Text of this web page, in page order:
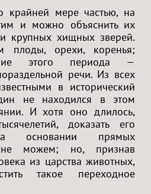
крайней мере частью, на
и можно объяснить их
крупных хищных зверей.
плоды, орехи, коренья;
этого периода —
речи. Из всех
в исторический
не находился в этом
И хотя оно длилось,
доказать его
основании прямых
не можем; но, признав
из царства животных,
такое переходное